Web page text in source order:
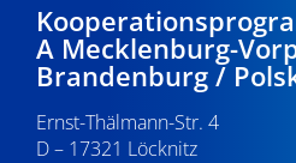
A Mecklenburg-
Brandenburg /
Ernst-Thälmann-Str. 4
D – 17321 Löcknitz